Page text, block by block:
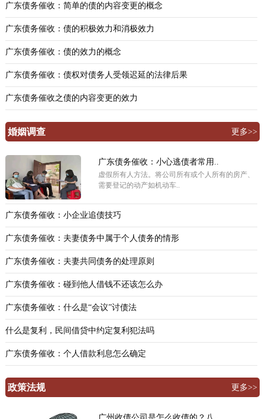
广东债务催收：简单的债的内容变更的概念
广东债务催收：债的积极效力和消极效力
广东债务催收：债的效力的概念
广东债务催收：债权对债务人受领迟延的法律后果
广东债务催收之债的内容变更的效力
婚姻调查 更多>>
广东债务催收：小心逃债者常用..
虚假所有人方法。将公司所有或个人所有的房产、
需要登记的动产如机动车..
广东债务催收：小企业追债技巧
广东债务催收：夫妻债务中属于个人债务的情形
广东债务催收：夫妻共同债务的处理原则
广东债务催收：碰到他人借钱不还该怎么办
广东债务催收：什么是“会议”讨债法
什么是复利，民间借贷中约定复利犯法吗
广东债务催收：个人借款利息怎么确定
政策法规 更多>>